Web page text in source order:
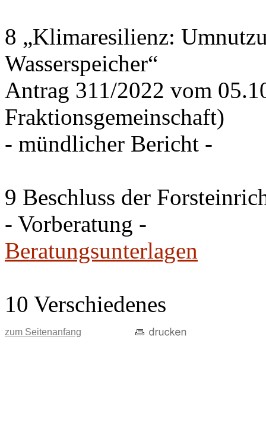
8 „Klimaresilienz:
Wasserspeicher“
Antrag 311/2022 vom
Fraktionsgemeinschaft)
- mündlicher Bericht -
9 Beschluss der
- Vorberatung -
Beratungsunterlagen
10 Verschiedenes
zum Seitenanfang